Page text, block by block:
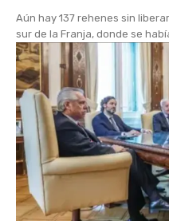
Aún hay 137 rehenes sin
sur de la Franja, donde se